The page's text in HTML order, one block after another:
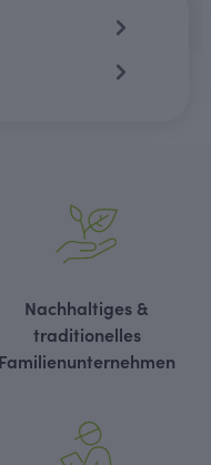
Nachhaltiges &
traditionelles
Familienunternehmen